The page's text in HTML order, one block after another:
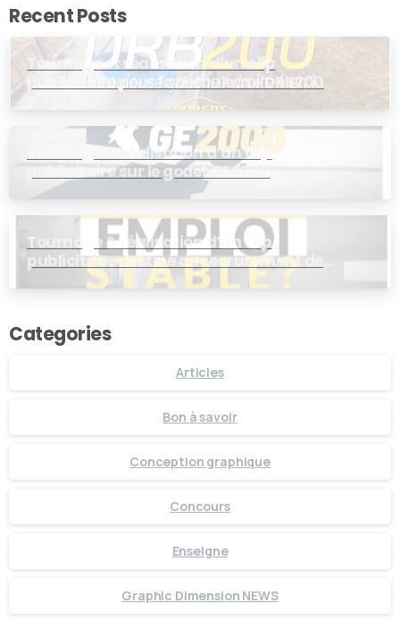
Recent Posts
Tournage et réalisation d’un clip
publicitaire pour la dérouleuse DRB200
Tournage & réalisation d’un clip
publicitaire sur le godet GE2000
Tournage & réalisation d’un clip
publicitaire destiné au recrutement de
personnel de production chez ROBERT
Categories
Articles
Bon à savoir
Conception graphique
Concours
Enseigne
Graphic Dimension NEWS